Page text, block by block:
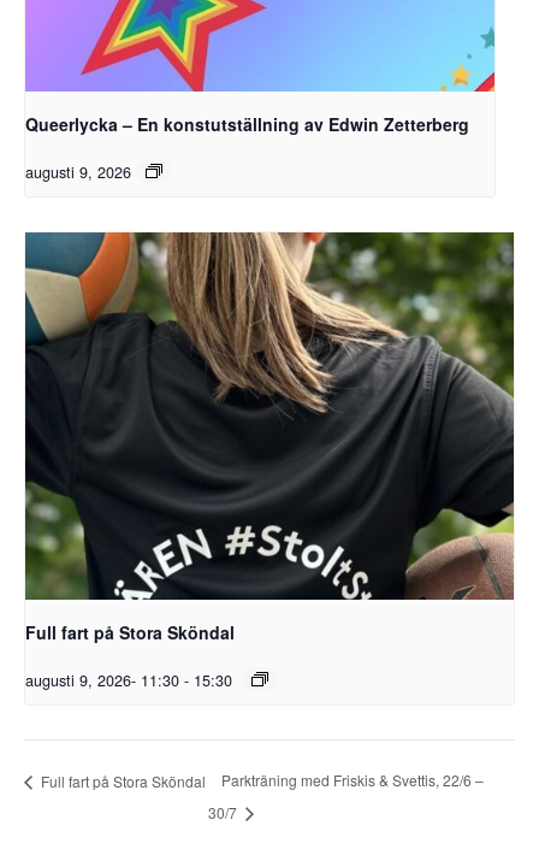
Queerlycka – En konstutställning av Edwin Zetterberg
augusti 9, 2026
Full fart på Stora Sköndal
augusti 9, 2026- 11:30 - 15:30
Full fart på Stora Sköndal
Parkträning med Friskis & Svettis, 22/6 –
30/7